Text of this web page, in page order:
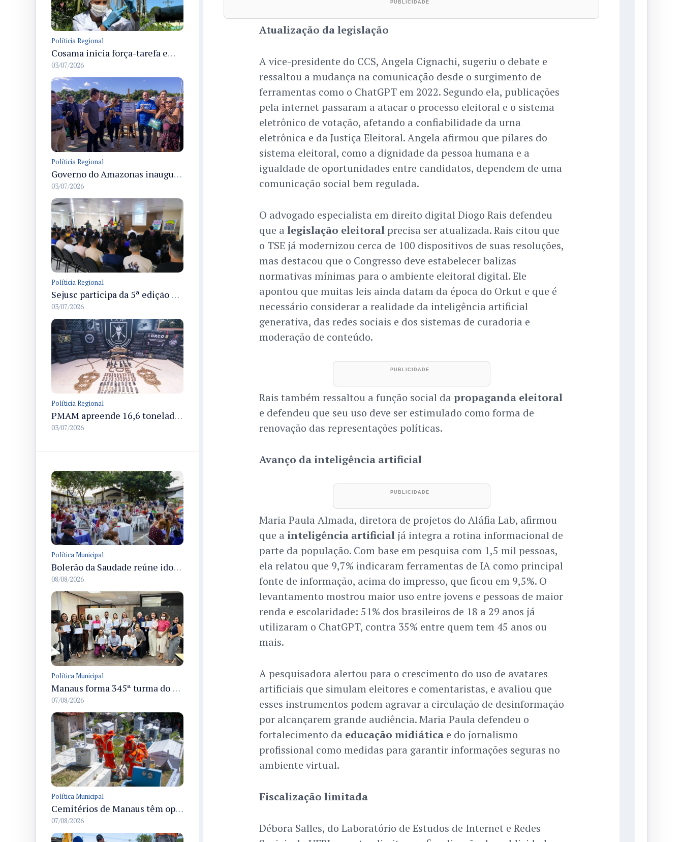
Políticia Regional
Cosama inicia força-tarefa em Anamã para fortalecer abastecimento de água e segurança hídrica da população
03/07/2026
Políticia Regional
Governo do Amazonas inaugura primeiro Castramóvel Fluvial para atendimento veterinário às comunidades ribeirinhas e castração gratuita
03/07/2026
Políticia Regional
Sejusc participa da 5ª edição do Caminhos Literários com foco na cultura hip-hop nas unidades socioeducativas
03/07/2026
Políticia Regional
PMAM apreende 16,6 toneladas de entorpecentes e registra aumento nas prisões em flagrante e nas capturas de foragidos no primeiro semestre de 2026
03/07/2026
Política Municipal
Bolerão da Saudade reúne idosos em Dia dos Pais promovido pela Fundação Dr. Thomas em Manaus
08/08/2026
Política Municipal
Manaus forma 345ª turma do Empretec e amplia qualificação de empreendedores na cidade
07/08/2026
Política Municipal
Cemitérios de Manaus têm operação concluída e estrutura pronta para receber famílias no Dia dos Pais
07/08/2026
Atualização da legislação
A vice-presidente do CCS, Angela Cignachi, sugeriu o debate e
ressaltou a mudança na comunicação desde o surgimento de
ferramentas como o ChatGPT em 2022. Segundo ela, publicações
pela internet passaram a atacar o processo eleitoral e o sistema
eletrônico de votação, afetando a confiabilidade da urna
eletrônica e da Justiça Eleitoral. Angela afirmou que pilares do
sistema eleitoral, como a dignidade da pessoa humana e a
igualdade de oportunidades entre candidatos, dependem de uma
comunicação social bem regulada.
O advogado especialista em direito digital Diogo Rais defendeu
que a legislação eleitoralprecisa ser atualizada. Rais citou que
o TSE já modernizou cerca de 100 dispositivos de suas resoluções,
mas destacou que o Congresso deve estabelecer balizas
normativas mínimas para o ambiente eleitoral digital. Ele
apontou que muitas leis ainda datam da época do Orkut e que é
necessário considerar a realidade da inteligência artificial
generativa, das redes sociais e dos sistemas de curadoria e
moderação de conteúdo.
Rais também ressaltou a função social da propaganda eleitoral
e defendeu que seu uso deve ser estimulado como forma de
renovação das representações políticas.
Avanço da inteligência artificial
Maria Paula Almada, diretora de projetos do Aláfia Lab, afirmou
que a inteligência artificialjá integra a rotina informacional de
parte da população. Com base em pesquisa com 1,5 mil pessoas,
ela relatou que 9,7% indicaram ferramentas de IA como principal
fonte de informação, acima do impresso, que ficou em 9,5%. O
levantamento mostrou maior uso entre jovens e pessoas de maior
renda e escolaridade: 51% dos brasileiros de 18 a 29 anos já
utilizaram o ChatGPT, contra 35% entre quem tem 45 anos ou
mais.
A pesquisadora alertou para o crescimento do uso de avatares
artificiais que simulam eleitores e comentaristas, e avaliou que
esses instrumentos podem agravar a circulação de desinformação
por alcançarem grande audiência. Maria Paula defendeu o
fortalecimento da educação midiáticae do jornalismo
profissional como medidas para garantir informações seguras no
ambiente virtual.
Fiscalização limitada
Débora Salles, do Laboratório de Estudos de Internet e Redes